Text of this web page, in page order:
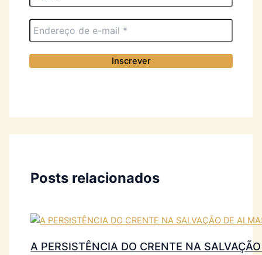
Posts relacionados
A PERSISTÊNCIA DO CRENTE NA